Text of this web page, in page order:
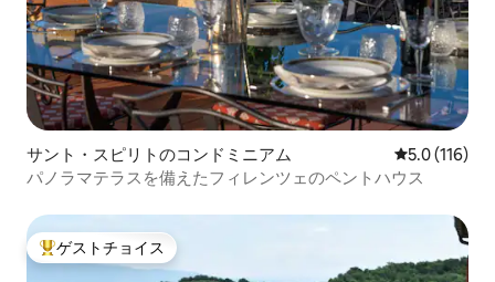
サント・スピリトのコンドミニアム レビュー116
5.0 (116)
パノラマテラスを備えたフィレンツェのペントハウス
大好評のゲストチョイスです。
ゲストチョイス